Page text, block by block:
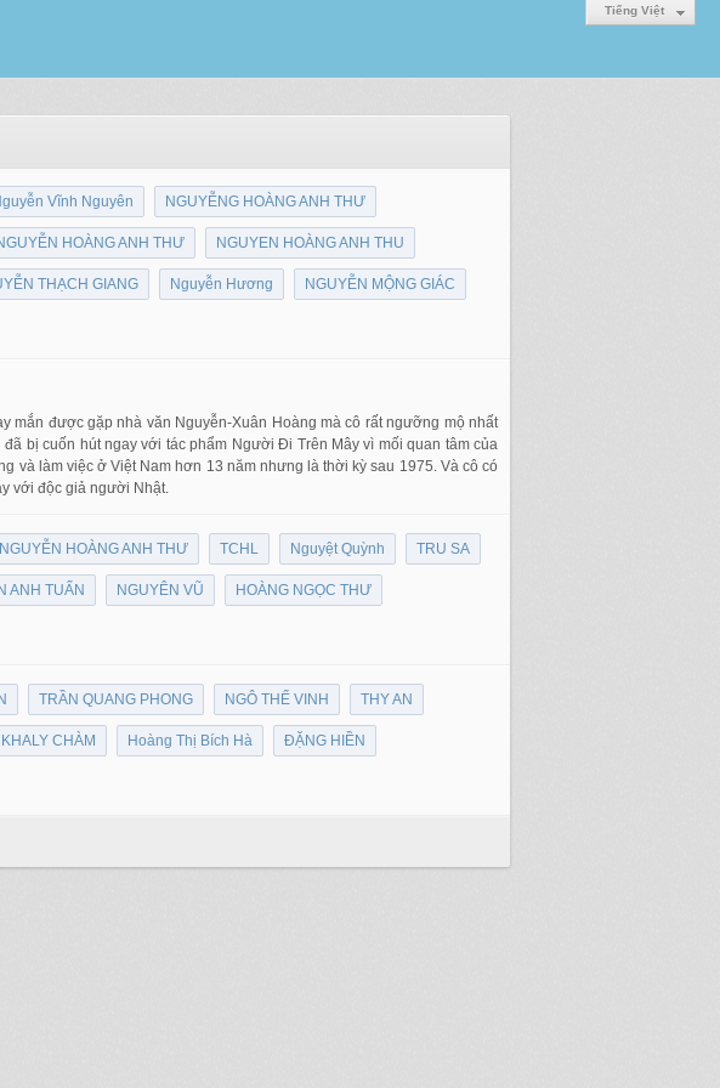
Tiếng Việt
Vĩnh Nguyên NGUYỄNG HOÀNG ANH THƯ
HOÀNG ANH THƯ NGUYEN HOÀNG ANH THU
THẠCH GIANG Nguyễn Hương NGUYỄN MỘNG GIÁC
mắn được gặp nhà văn Nguyễn-Xuân Hoàng mà cô rất ngưỡng mộ nhất
bị cuốn hút ngay với tác phẩm Người Đi Trên Mây vì mối quan tâm của
và làm việc ở Việt Nam hơn 13 năm nhưng là thời kỳ sau 1975. Và cô có
với độc giả người Nhật.
HOÀNG ANH THƯ TCHL Nguyệt Quỳnh TRU SA
ANH TUẤN NGUYÊN VŨ HOÀNG NGỌC THƯ
TRẦN QUANG PHONG NGÔ THẾ VINH THY AN
KHALY CHÀM Hoàng Thị Bích Hà ĐẶNG HIỀN